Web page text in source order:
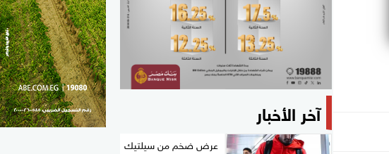
آخر الأخبار
عرض ضخم من سيلتيك